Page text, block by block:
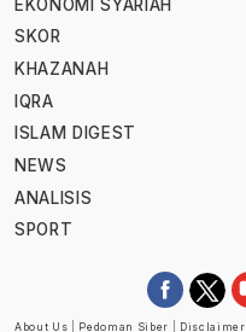
EKONOMI SYARIAH
SKOR
KHAZANAH
IQRA
ISLAM DIGEST
NEWS
ANALISIS
SPORT
About Us Pedoman Siber Disclaimer